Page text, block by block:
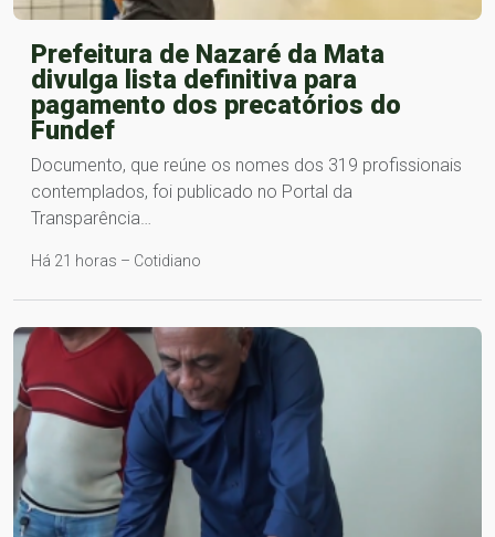
Prefeitura de Nazaré da Mata
divulga lista definitiva para
pagamento dos precatórios do
Fundef
Documento, que reúne os nomes dos 319 profissionais
contemplados, foi publicado no Portal da
Transparência…
Há 21 horas – Cotidiano